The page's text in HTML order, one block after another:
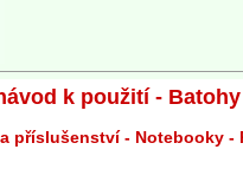
k použití -
příslušenství - Notebooky